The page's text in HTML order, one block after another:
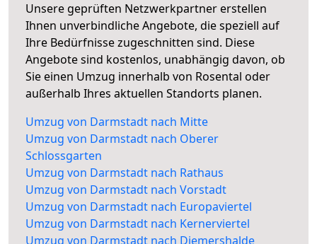
Unsere geprüften Netzwerkpartner erstellen
Ihnen unverbindliche Angebote, die speziell auf
Ihre Bedürfnisse zugeschnitten sind. Diese
Angebote sind kostenlos, unabhängig davon, ob
Sie einen Umzug innerhalb von Rosental oder
außerhalb Ihres aktuellen Standorts planen.
Umzug von Darmstadt nach Mitte
Umzug von Darmstadt nach Oberer
Schlossgarten
Umzug von Darmstadt nach Rathaus
Umzug von Darmstadt nach Vorstadt
Umzug von Darmstadt nach Europaviertel
Umzug von Darmstadt nach Kernerviertel
Umzug von Darmstadt nach Diemershalde